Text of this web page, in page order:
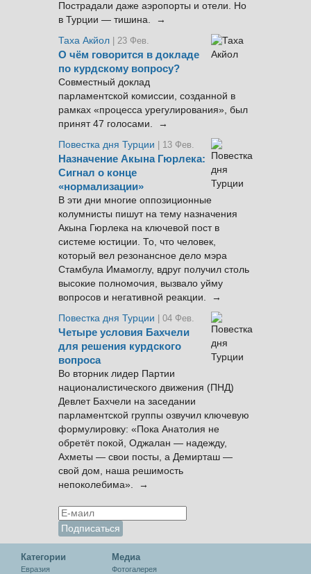
Пострадали даже аэропорты и отели. Но
в Турции — тишина. →
Таха Акйол | 23 Фев.
О чём говорится в докладе
по курдскому вопросу?
Совместный доклад
парламентской комиссии, созданной в
рамках «процесса урегулирования», был
принят 47 голосами. →
Повестка дня Турции
| 13 Фев.
Назначение Акына Гюрлека:
Сигнал о конце
«нормализации»
В эти дни многие оппозиционные
колумнисты пишут на тему назначения
Акына Гюрлека на ключевой пост в
системе юстиции. То, что человек,
который вел резонансное дело мэра
Стамбула Имамоглу, вдруг получил столь
высокие полномочия, вызвало уйму
вопросов и негативной реакции. →
Повестка дня Турции
| 04 Фев.
Четыре условия Бахчели
для решения курдского
вопроса
Во вторник лидер Партии
националистического движения (ПНД)
Девлет Бахчели на заседании
парламентской группы озвучил ключевую
формулировку: «Пока Анатолия не
обретёт покой, Оджалан — надежду,
Ахметы — свои посты, а Демирташ —
свой дом, наша решимость
непоколебима». →
Категории
Евразия
Медиа
Фотогалерея